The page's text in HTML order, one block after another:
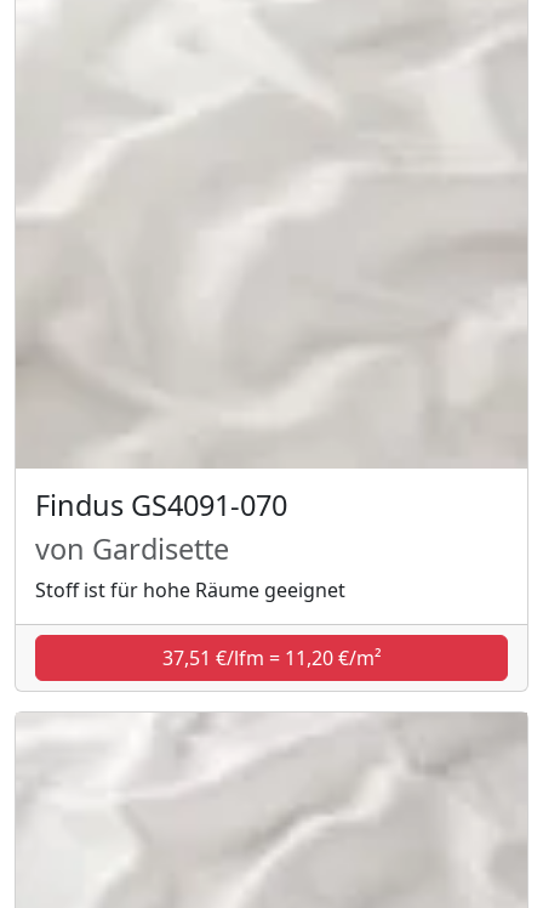
Findus GS4091-070
von Gardisette
Stoff ist für hohe Räume geeignet
37,51 €/lfm = 11,20 €/m²